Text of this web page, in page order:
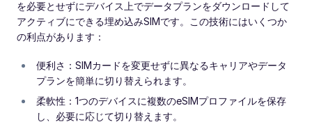
を必要とせずにデバイス上でデータプランをダウンロードして
アクティブにできる埋め込みSIMです。この技術にはいくつか
の利点があります：
便利さ：SIMカードを変更せずに異なるキャリアやデータ
プランを簡単に切り替えられます。
柔軟性：1つのデバイスに複数のeSIMプロファイルを保存
し、必要に応じて切り替えます。